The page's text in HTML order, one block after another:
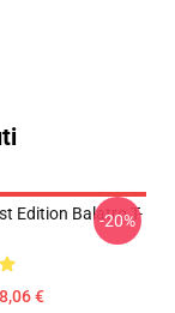
Edition Balatro T-
€
-20%